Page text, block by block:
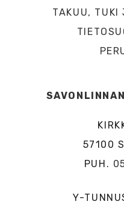
TAKUU, TUKI
57100
PUH.
Y-